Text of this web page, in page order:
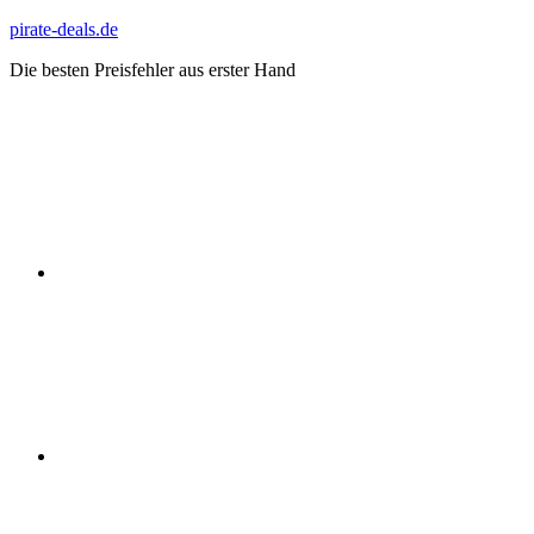
Zum
springen
pirate-deals.de
Die besten Preisfehler aus erster Hand